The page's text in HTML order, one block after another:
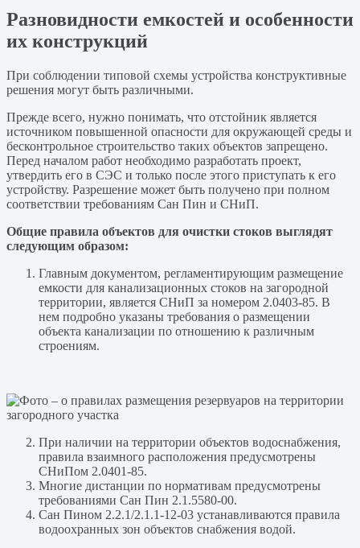
Разновидности емкостей и особенности
их конструкций
При соблюдении типовой схемы устройства конструктивные
решения могут быть различными.
Прежде всего, нужно понимать, что отстойник является
источником повышенной опасности для окружающей среды и
бесконтрольное строительство таких объектов запрещено.
Перед началом работ необходимо разработать проект,
утвердить его в СЭС и только после этого приступать к его
устройству. Разрешение может быть получено при полном
соответствии требованиям Сан Пин и СНиП.
Общие правила объектов для очистки стоков выглядят
следующим образом:
Главным документом, регламентирующим размещение
емкости для канализационных стоков на загородной
территории, является СНиП за номером 2.0403-85. В
нем подробно указаны требования о размещении
объекта канализации по отношению к различным
строениям.
При наличии на территории объектов водоснабжения,
правила взаимного расположения предусмотрены
СНиПом 2.0401-85.
Многие дистанции по нормативам предусмотрены
требованиями Сан Пин 2.1.5580-00.
Сан Пином 2.2.1/2.1.1-12-03 устанавливаются правила
водоохранных зон объектов снабжения водой.